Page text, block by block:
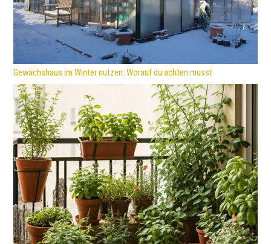
Gewächshaus im Winter nutzen: Worauf du achten musst